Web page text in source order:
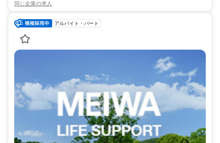
同じ企業の求人
アルバイト・パート